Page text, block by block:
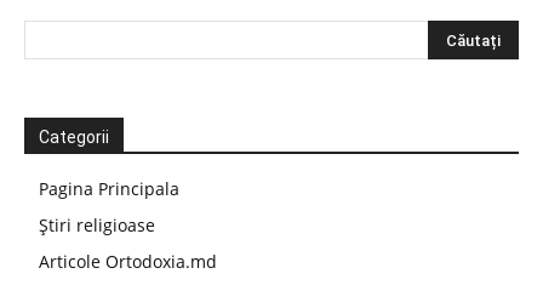
Categorii
Pagina Principala
Știri religioase
Articole Ortodoxia.md